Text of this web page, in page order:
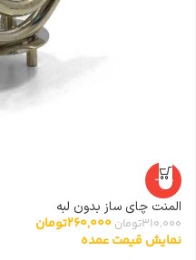
-16%
المنت چای ساز بدون لبه
310,000تومان 260,000تومان
نمایش قیمت عمده